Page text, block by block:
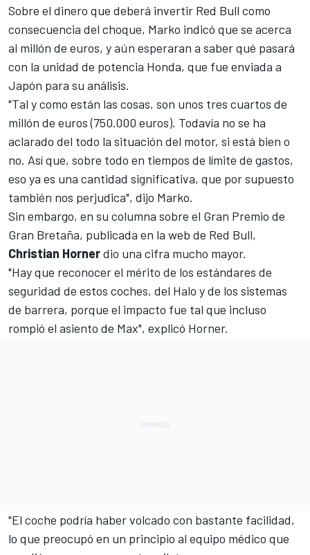
Sobre el dinero que deberá invertir Red Bull como
consecuencia del choque, Marko indicó que se acerca
al millón de euros, y aún esperaran a saber qué pasará
con la unidad de potencia Honda, que fue enviada a
Japón para su análisis.
"Tal y como están las cosas, son unos tres cuartos de
millón de euros (750.000 euros). Todavía no se ha
aclarado del todo la situación del motor, si está bien o
no. Así que, sobre todo en tiempos de límite de gastos,
eso ya es una cantidad significativa, que por supuesto
también nos perjudica", dijo Marko.
Sin embargo, en su columna sobre el Gran Premio de
Gran Bretaña, publicada en la web de Red Bull,
Christian Hornerdio una cifra mucho mayor.
"Hay que reconocer el mérito de los estándares de
seguridad de estos coches, del Halo y de los sistemas
de barrera, porque el impacto fue tal que incluso
rompió el asiento de Max", explicó Horner.
"El coche podría haber volcado con bastante facilidad,
lo que preocupó en un principio al equipo médico que